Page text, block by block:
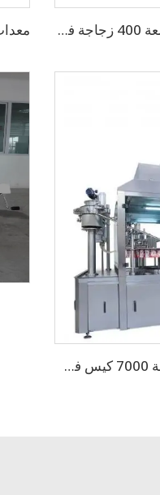
معدات صنع وتعبئة زجاجات مياه بسعة 400 زجاجة في الساعة سعة 3-10 لتر
آلة تعبئة وسدادة كيس منتصب بسعة 7000 كيس في الساعة